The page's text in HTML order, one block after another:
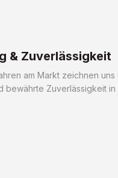
& Zuverlässigkeit
am Markt zeichnen uns
bewährte Zuverlässigkeit in